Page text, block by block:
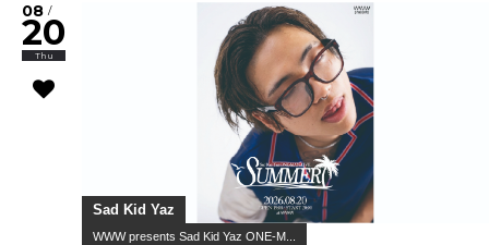
08 /
20
Thu
Sad Kid Yaz
WWW presents Sad Kid Yaz ONE-M...